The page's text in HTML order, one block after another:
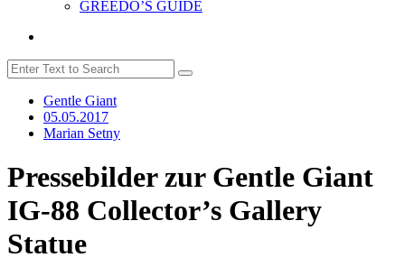
GREEDO’S GUIDE
Gentle Giant
05.05.2017
Marian Setny
Pressebilder zur Gentle Giant
IG-88 Collector’s Gallery
Statue